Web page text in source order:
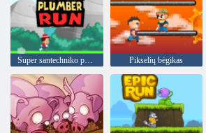
Super santechniko paleisti Pikselių bėgikas